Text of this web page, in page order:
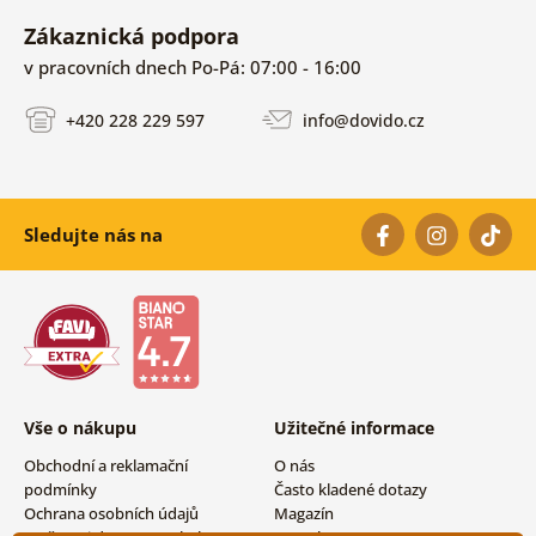
Zákaznická podpora
v pracovních dnech Po-Pá: 07:00 - 16:00
+420 228 229 597 info@dovido.cz
Sledujte nás na
Vše o nákupu
Obchodní a reklamační
podmínky
Ochrana osobních údajů
Užitečné informace
O nás
Často kladené dotazy
Magazín